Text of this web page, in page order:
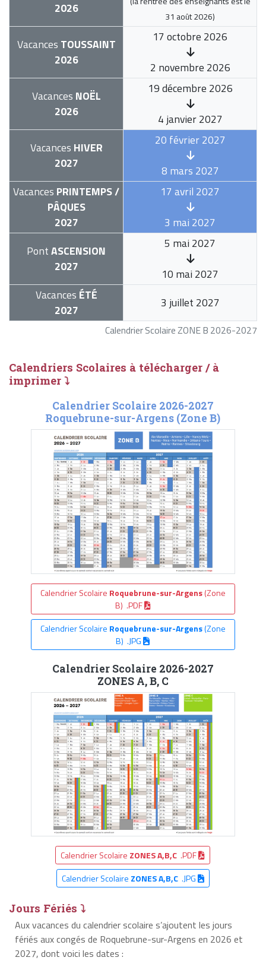
Calendrier Scolaire ZONE B 2026-2027
2026
31 août 2026)
Vacances TOUSSAINT
2026
17 octobre 2026
2 novembre 2026
Vacances NOËL
2026
19 décembre 2026
4 janvier 2027
Vacances HIVER
2027
20 février 2027
8 mars 2027
Vacances PRINTEMPS /
PÂQUES
2027
17 avril 2027
3 mai 2027
PontASCENSION
2027
5 mai 2027
10 mai 2027
Vacances ÉTÉ
2027
3 juillet 2027
Calendriers Scolaires à télécharger / à
imprimer ⤵
Calendrier Scolaire 2026-2027
Roquebrune-sur-Argens (Zone B)
Calendrier Scolaire Roquebrune-sur-Argens(Zone
B) .PDF
Calendrier Scolaire Roquebrune-sur-Argens(Zone
B) .JPG
Calendrier Scolaire 2026-2027
ZONES A, B, C
Calendrier Scolaire ZONES A,B,C .PDF
Calendrier Scolaire ZONES A,B,C.JPG
Jours Fériés ⤵
Aux vacances du calendrier scolaire s’ajoutent les jours
fériés aux congés de Roquebrune-sur-Argens en 2026 et
2027, dont voici les dates :